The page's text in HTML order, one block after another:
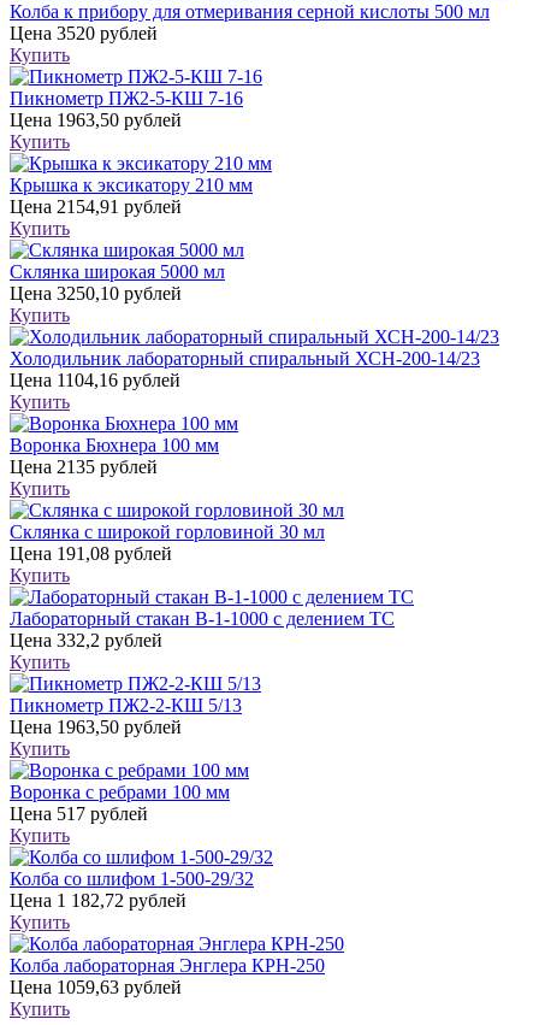
Колба к прибору для отмеривания серной кислоты 500 мл
Цена 3520 рублей
Купить
Пикнометр ПЖ2-5-КШ 7-16
Цена 1963,50 рублей
Купить
Крышка к эксикатору 210 мм
Цена 2154,91 рублей
Купить
Склянка широкая 5000 мл
Цена 3250,10 рублей
Купить
Холодильник лабораторный спиральный ХСН-200-14/23
Цена 1104,16 рублей
Купить
Воронка Бюхнера 100 мм
Цена 2135 рублей
Купить
Склянка с широкой горловиной 30 мл
Цена 191,08 рублей
Купить
Лабораторный стакан В-1-1000 с делением ТС
Цена 332,2 рублей
Купить
Пикнометр ПЖ2-2-КШ 5/13
Цена 1963,50 рублей
Купить
Воронка с ребрами 100 мм
Цена 517 рублей
Купить
Колба со шлифом 1-500-29/32
Цена 1 182,72 рублей
Купить
Колба лабораторная Энглера КРН-250
Цена 1059,63 рублей
Купить